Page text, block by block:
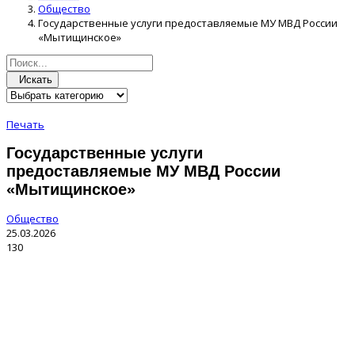
Общество
Государственные услуги предоставляемые МУ МВД России
«Мытищинское»
Искать
Печать
Государственные услуги
предоставляемые МУ МВД России
«Мытищинское»
Общество
25.03.2026
130